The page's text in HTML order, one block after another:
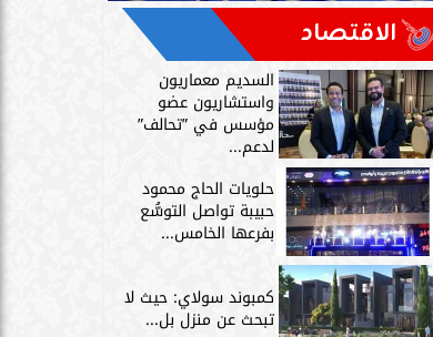
الاقتصاد
السديم معماريون
واستشاريون عضو
مؤسس في ”تحالف”
لدعم...
حلويات الحاج محمود
حبيبة تواصل التوسُّع
بفرعها الخامس...
كمبوند سولاي: حيث لا
تبحث عن منزل بل...